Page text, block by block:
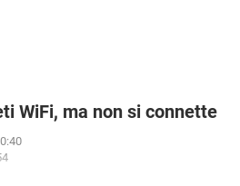
WiFi, ma non si connette